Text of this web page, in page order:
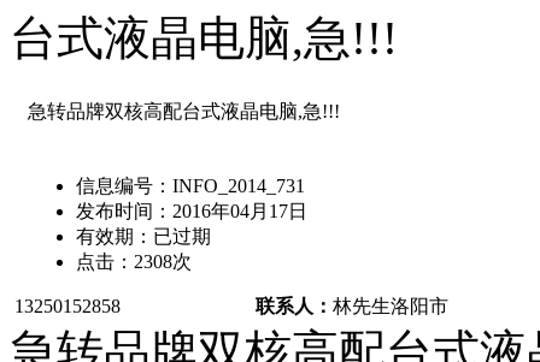
台式液晶电脑,急!!!
急转品牌双核高配台式液晶电脑,急!!!
信息编号： INFO_2014_731
发布时间： 2016年04月17日
有效期： 已过期
点击： 2308次
13250152858 联系人： 林先生洛阳市